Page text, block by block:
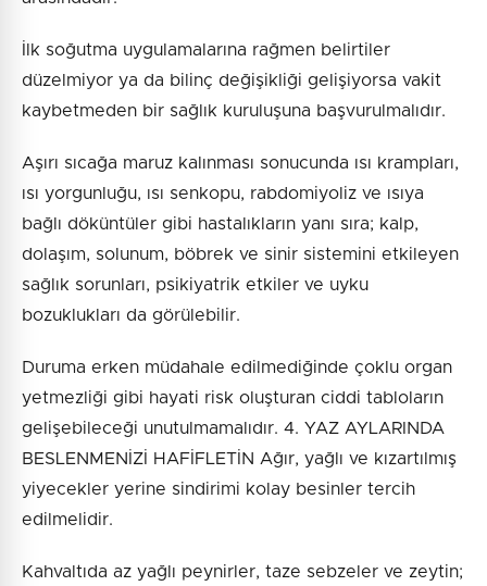
İlk soğutma uygulamalarına rağmen belirtiler
düzelmiyor ya da bilinç değişikliği gelişiyorsa vakit
kaybetmeden bir sağlık kuruluşuna başvurulmalıdır.
Aşırı sıcağa maruz kalınması sonucunda ısı krampları,
ısı yorgunluğu, ısı senkopu, rabdomiyoliz ve ısıya
bağlı döküntüler gibi hastalıkların yanı sıra; kalp,
dolaşım, solunum, böbrek ve sinir sistemini etkileyen
sağlık sorunları, psikiyatrik etkiler ve uyku
bozuklukları da görülebilir.
Duruma erken müdahale edilmediğinde çoklu organ
yetmezliği gibi hayati risk oluşturan ciddi tabloların
gelişebileceği unutulmamalıdır. 4. YAZ AYLARINDA
BESLENMENİZİ HAFİFLETİN Ağır, yağlı ve kızartılmış
yiyecekler yerine sindirimi kolay besinler tercih
edilmelidir.
Kahvaltıda az yağlı peynirler, taze sebzeler ve zeytin;